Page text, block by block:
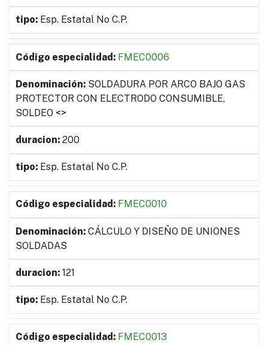
Esp. Estatal No C.P.
FMEC0006
SOLDADURA POR ARCO BAJO GAS
PROTECTOR CON ELECTRODO CONSUMIBLE,
SOLDEO <>
200
Esp. Estatal No C.P.
FMEC0010
CÁLCULO Y DISEÑO DE UNIONES
SOLDADAS
121
Esp. Estatal No C.P.
FMEC0013